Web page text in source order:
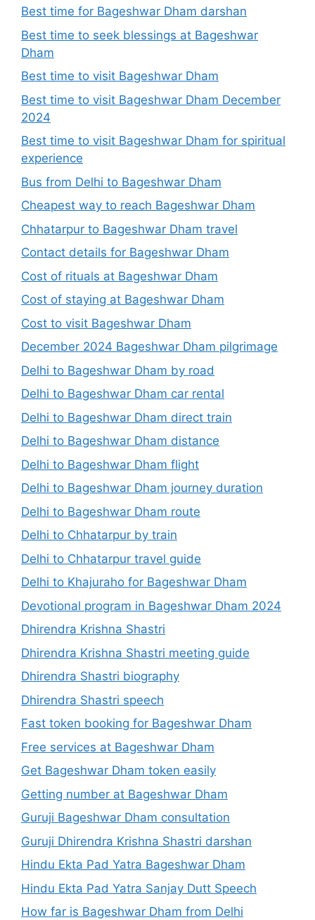
Best time for Bageshwar Dham darshan
Best time to seek blessings at Bageshwar
Dham
Best time to visit Bageshwar Dham
Best time to visit Bageshwar Dham December
2024
Best time to visit Bageshwar Dham for spiritual
experience
Bus from Delhi to Bageshwar Dham
Cheapest way to reach Bageshwar Dham
Chhatarpur to Bageshwar Dham travel
Contact details for Bageshwar Dham
Cost of rituals at Bageshwar Dham
Cost of staying at Bageshwar Dham
Cost to visit Bageshwar Dham
December 2024 Bageshwar Dham pilgrimage
Delhi to Bageshwar Dham by road
Delhi to Bageshwar Dham car rental
Delhi to Bageshwar Dham direct train
Delhi to Bageshwar Dham distance
Delhi to Bageshwar Dham flight
Delhi to Bageshwar Dham journey duration
Delhi to Bageshwar Dham route
Delhi to Chhatarpur by train
Delhi to Chhatarpur travel guide
Delhi to Khajuraho for Bageshwar Dham
Devotional program in Bageshwar Dham 2024
Dhirendra Krishna Shastri
Dhirendra Krishna Shastri meeting guide
Dhirendra Shastri biography
Dhirendra Shastri speech
Fast token booking for Bageshwar Dham
Free services at Bageshwar Dham
Get Bageshwar Dham token easily
Getting number at Bageshwar Dham
Guruji Bageshwar Dham consultation
Guruji Dhirendra Krishna Shastri darshan
Hindu Ekta Pad Yatra Bageshwar Dham
Hindu Ekta Pad Yatra Sanjay Dutt Speech
How far is Bageshwar Dham from Delhi